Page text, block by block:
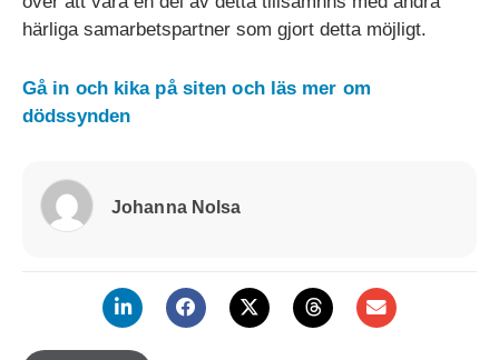
härliga samarbetspartner som gjort detta möjligt.
Gå in och kika på siten och läs mer om
dödssynden
Johanna Nolsa